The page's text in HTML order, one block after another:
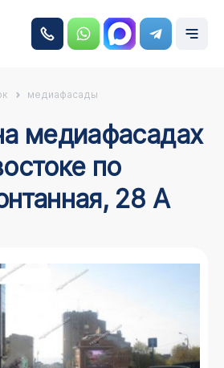
медиафасады
по
28 А